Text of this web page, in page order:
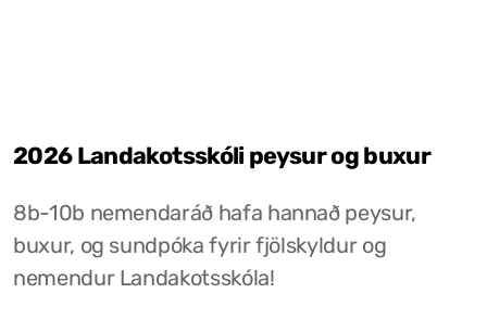
2026 Landakotsskóli peysur og buxur
8b-10b nemendaráð hafa hannað peysur,
buxur, og sundpóka fyrir fjölskyldur og
nemendur Landakotsskóla!